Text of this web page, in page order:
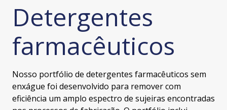
Detergentes
farmacêuticos
Nosso portfólio de detergentes farmacêuticos sem
enxágue foi desenvolvido para remover com
eficiência um amplo espectro de sujeiras encontradas